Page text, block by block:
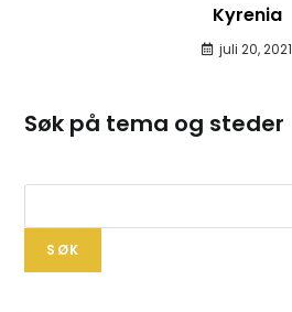
Kyrenia
juli 20, 2021
Søk på tema og steder
SØK